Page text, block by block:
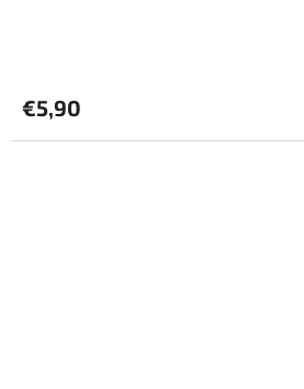
€5,90